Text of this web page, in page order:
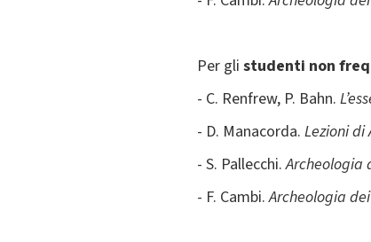
Per gli studenti non
- C. Renfrew, P. Bahn.
- D. Manacorda. Lezioni di
- S. Pallecchi.Archeologia
- F. Cambi.Archeologia